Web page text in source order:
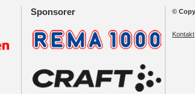
Sponsorer ©
Kontakt